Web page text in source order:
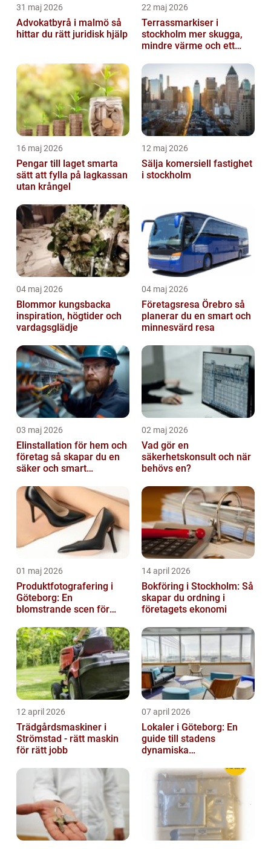
31 maj 2026
Advokatbyrå i malmö så
hittar du rätt juridisk hjälp
22 maj 2026
Terrassmarkiser i
stockholm mer skugga,
mindre värme och ett
16 maj 2026
Pengar till laget smarta
sätt att fylla på lagkassan
utan krångel
12 maj 2026
Sälja komersiell fastighet
i stockholm
04 maj 2026
Blommor kungsbacka
inspiration, högtider och
vardagsglädje
04 maj 2026
Företagsresa Örebro så
planerar du en smart och
minnesvärd resa
03 maj 2026
Elinstallation för hem och
företag så skapar du en
säker och smart
02 maj 2026
Vad gör en
säkerhetskonsult och när
behövs en?
01 maj 2026
Produktfotografering i
Göteborg: En
blomstrande scen för
14 april 2026
Bokföring i Stockholm: Så
skapar du ordning i
företagets ekonomi
12 april 2026
Trädgårdsmaskiner i
Strömstad - rätt maskin
för rätt jobb
07 april 2026
Lokaler i Göteborg: En
guide till stadens
dynamiska